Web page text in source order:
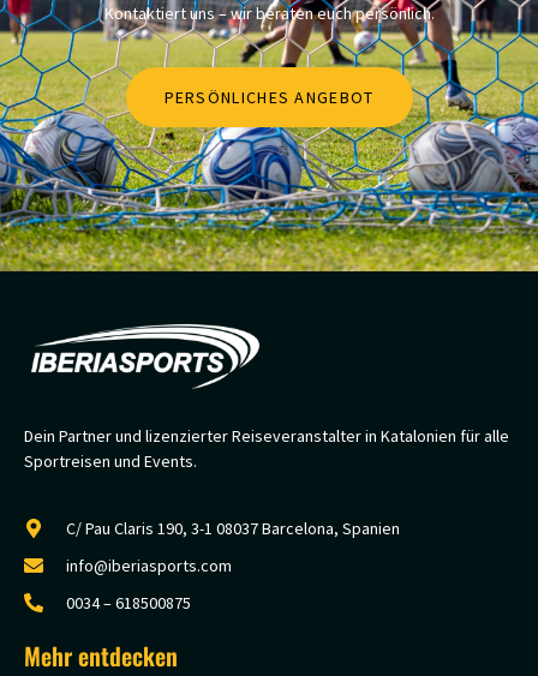
Kontaktiert uns – wir beraten euch persönlich.
PERSÖNLICHES ANGEBOT
Dein Partner und lizenzierter Reiseveranstalter in Katalonien für alle
Sportreisen und Events.
C/ Pau Claris 190, 3-1 08037 Barcelona, Spanien
info@iberiasports.com
0034 – 618500875
Mehr entdecken